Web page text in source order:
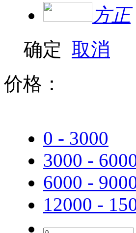
方正
确定 取消
价格：
0 - 3000
3000 -
6000 -
12000 -